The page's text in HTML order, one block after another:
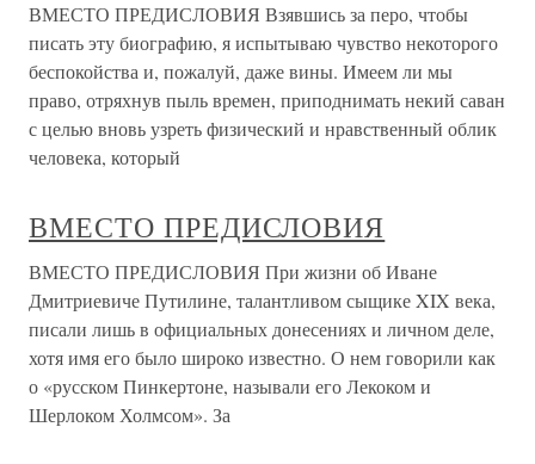
ВМЕСТО ПРЕДИСЛОВИЯ Взявшись за перо, чтобы
писать эту биографию, я испытываю чувство некоторого
беспокойства и, пожалуй, даже вины. Имеем ли мы
право, отряхнув пыль времен, приподнимать некий саван
с целью вновь узреть физический и нравственный облик
человека, который
ВМЕСТО ПРЕДИСЛОВИЯ
ВМЕСТО ПРЕДИСЛОВИЯ При жизни об Иване
Дмитриевиче Путилине, талантливом сыщике XIX века,
писали лишь в официальных донесениях и личном деле,
хотя имя его было широко известно. О нем говорили как
о «русском Пинкертоне, называли его Лекоком и
Шерлоком Холмсом». За